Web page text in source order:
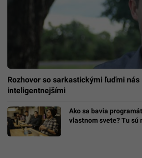
Rozhovor so sarkastickými ľuďmi nás
inteligentnejšími
Ako sa bavia
vlastnom svete? Tu